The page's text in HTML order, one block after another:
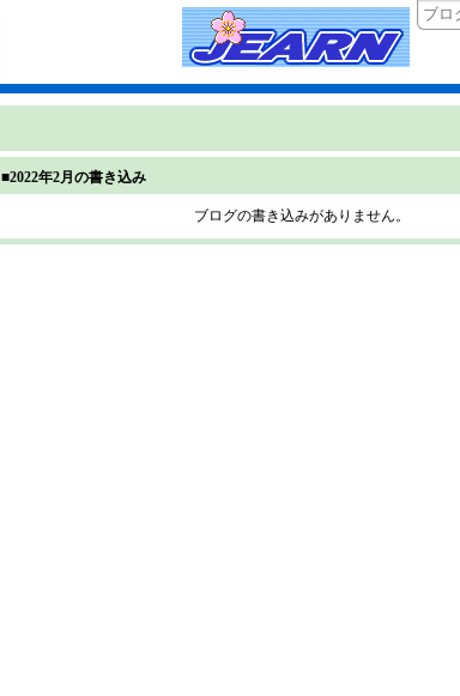
■2022年2月の書き込み
ブログの書き込みがありません。